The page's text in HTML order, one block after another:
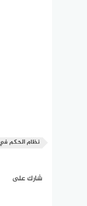
نظام الحكم
شارك على